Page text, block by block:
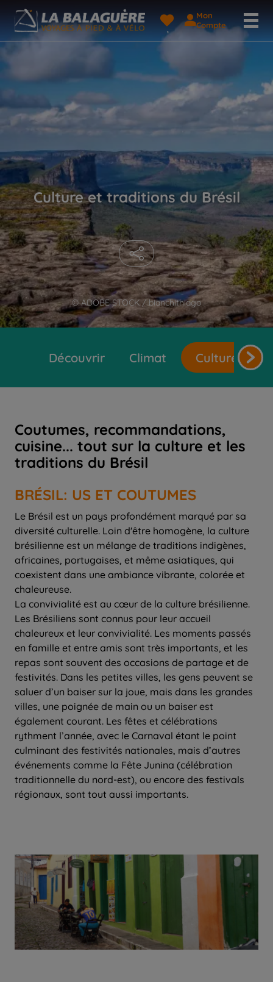
Mon
Compte
© ADOBE STOCK / bianchithiago
Culture et traditions du Brésil
Découvrir Climat Cultures et
Coutumes, recommandations,
cuisine... tout sur la culture et les
traditions du Brésil
BRÉSIL: US ET COUTUMES
Le Brésil est un pays profondément marqué par sa
diversité culturelle. Loin d'être homogène, la culture
brésilienne est un mélange de traditions indigènes,
africaines, portugaises, et même asiatiques, qui
coexistent dans une ambiance vibrante, colorée et
chaleureuse.
La convivialité est au cœur de la culture brésilienne.
Les Brésiliens sont connus pour leur accueil
chaleureux et leur convivialité. Les moments passés
en famille et entre amis sont très importants, et les
repas sont souvent des occasions de partage et de
festivités. Dans les petites villes, les gens peuvent se
saluer d’un baiser sur la joue, mais dans les grandes
villes, une poignée de main ou un baiser est
également courant. Les fêtes et célébrations
rythment l’année, avec le Carnaval étant le point
culminant des festivités nationales, mais d’autres
événements comme la Fête Junina (célébration
traditionnelle du nord-est), ou encore des festivals
régionaux, sont tout aussi importants.